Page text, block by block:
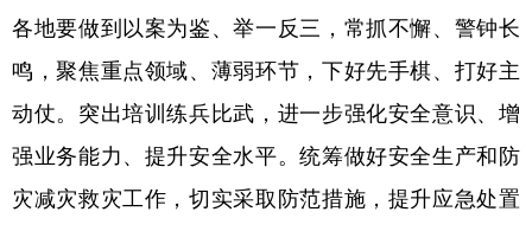
各地要做到以案为鉴、举一反三，常抓不懈、警钟长
鸣，聚焦重点领域、薄弱环节，下好先手棋、打好主
动仗。突出培训练兵比武，进一步强化安全意识、增
强业务能力、提升安全水平。统筹做好安全生产和防
灾减灾救灾工作，切实采取防范措施，提升应急处置